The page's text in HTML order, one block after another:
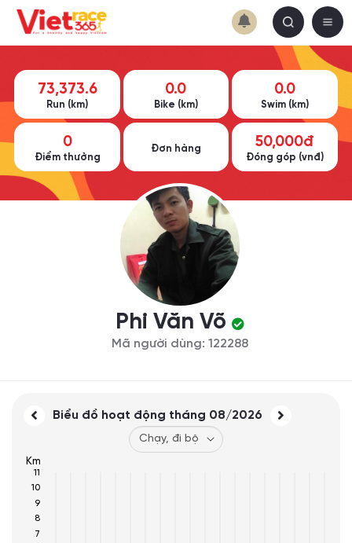
73,373.6
Run (km)
0.0
Bike (km)
0.0
Swim (km)
0
Điểm thưởng
Đơn hàng 50,000đ
Đóng góp (vnđ)
Phi Văn Võ
Mã người dùng: 122288
Biểu đồ hoạt động tháng 08/2026
7
8
9
10
11
Km